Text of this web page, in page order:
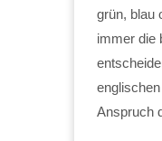
grün, blau
immer die
Anspruch